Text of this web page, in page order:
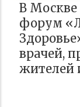
В Москве
форум
врачей,
жителей